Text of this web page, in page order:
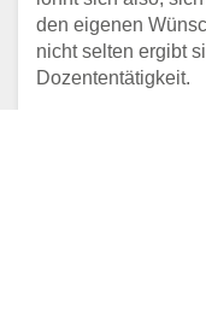
den eigenen
nicht selten ergibt
Dozententätigkeit.